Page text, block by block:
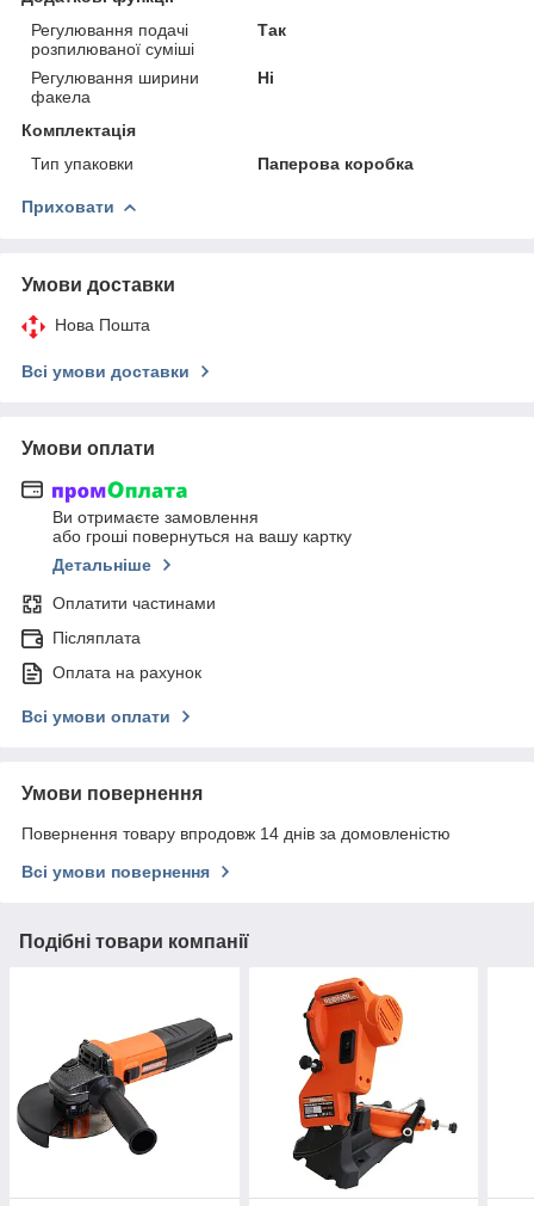
Регулювання подачі
розпилюваної суміші
Так
Регулювання ширини
факела
Ні
Комплектація
Тип упаковки
Паперова коробка
Приховати
Умови доставки
Нова Пошта
Всі умови доставки
Умови оплати
Ви отримаєте замовлення
або гроші повернуться на вашу картку
Детальніше
Оплатити частинами
Післяплата
Оплата на рахунок
Всі умови оплати
Умови повернення
Повернення товару впродовж 14 днів за домовленістю
Всі умови повернення
Подібні товари компанії